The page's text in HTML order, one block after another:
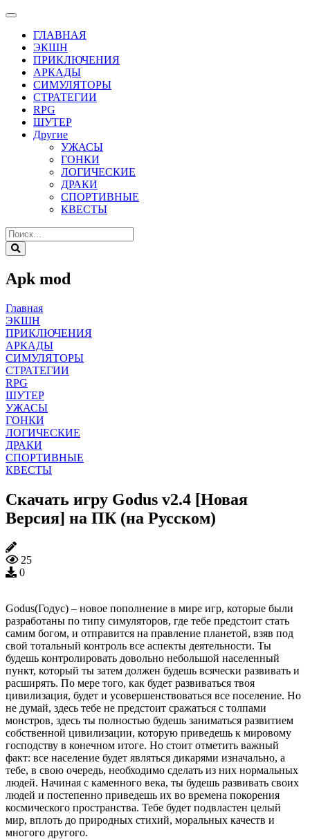
ГЛАВНАЯ
ЭКШН
ПРИКЛЮЧЕНИЯ
АРКАДЫ
СИМУЛЯТОРЫ
СТРАТЕГИИ
RPG
ШУТЕР
Другие
УЖАСЫ
ГОНКИ
ЛОГИЧЕСКИЕ
ДРАКИ
СПОРТИВНЫЕ
КВЕСТЫ
Apk mod
Главная
ЭКШН
ПРИКЛЮЧЕНИЯ
АРКАДЫ
СИМУЛЯТОРЫ
СТРАТЕГИИ
RPG
ШУТЕР
УЖАСЫ
ГОНКИ
ЛОГИЧЕСКИЕ
ДРАКИ
СПОРТИВНЫЕ
КВЕСТЫ
Скачать игру Godus v2.4 [Новая
Версия] на ПК (на Русском)
25
0
Godus(Годус) – новое пополнение в мире игр, которые были
разработаны по типу симуляторов, где тебе предстоит стать
самим богом, и отправится на правление планетой, взяв под
свой тотальный контроль все аспекты деятельности. Ты
будешь контролировать довольно небольшой населенный
пункт, который ты затем должен будешь всячески развивать и
расширять. По мере того, как будет развиваться твоя
цивилизация, будет и усовершенствоваться все поселение. Но
не думай, здесь тебе не предстоит сражаться с толпами
монстров, здесь ты полностью будешь заниматься развитием
собственной цивилизации, которую приведешь к мировому
господству в конечном итоге. Но стоит отметить важный
факт: все население будет являться дикарями изначально, а
тебе, в свою очередь, необходимо сделать из них нормальных
людей. Начиная с каменного века, ты будешь развивать своих
людей и постепенно приведешь их во времена покорения
космического пространства. Тебе будет подвластен целый
мир, вплоть до природных стихий, моральных качеств и
многого другого.